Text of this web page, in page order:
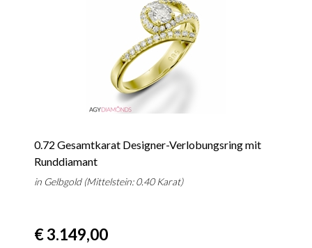
0.72 Gesamtkarat Designer-Verlobungsring mit
Runddiamant
in Gelbgold (Mittelstein: 0.40 Karat)
€ 3.149,00